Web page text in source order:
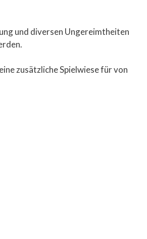
und diversen Ungereimtheiten
zusätzliche Spielwiese für von